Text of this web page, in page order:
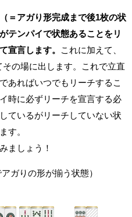
＝アガり形完成まで後1枚の状
テンパイで状態あることをリ
宣言します。
これに加えて、
の場に出します。これで立直
あればいつでもリーチするこ
時に必ずリーチを宣言する必
ているがリーチしていない状
す。
ましょう！
ガりの形が揃う状態）